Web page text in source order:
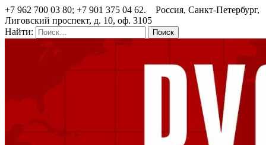
+7 962 700 03 80; +7 901 375 04 62. Россия, Санкт-Петербург,
Лиговский проспект, д. 10, оф. 3105
Найти: